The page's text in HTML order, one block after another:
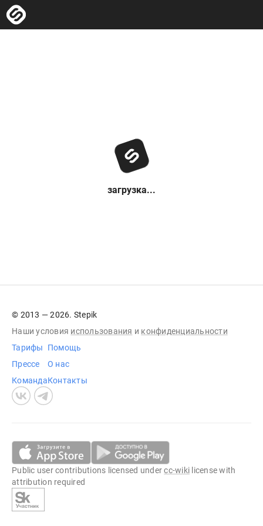
загрузка...
© 2013 — 2026. Stepik
Наши условия использования и конфиденциальности
Тарифы
Прессе
Команда
Помощь
О нас
Контакты
Public user contributions licensed undercc-wiki license with
attribution required